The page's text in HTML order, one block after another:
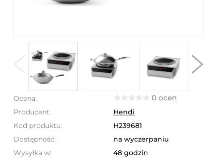
Ocena: 0 ocen
Producent:
Hendi
Kod produktu:
H239681
Dostępność:
na wyczerpaniu
Wysyłka w:
48 godzin